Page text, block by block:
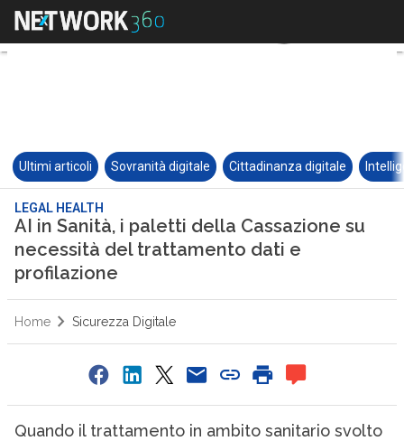
Ultimi articoli Sovranità digitale Cittadinanza digitale
LEGAL HEALTH
AI in Sanità, i paletti della Cassazione su
necessità del trattamento dati e
profilazione
Home Sicurezza Digitale
Quando il trattamento in ambito sanitario svolto